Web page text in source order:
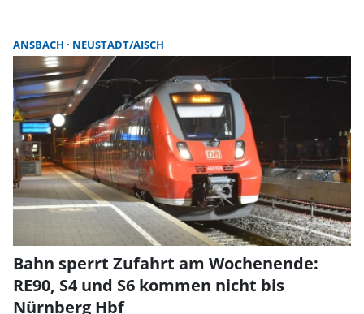
ANSBACH NEUSTADT/AISCH
Bahn sperrt Zufahrt am Wochenende:
RE90, S4 und S6 kommen nicht bis
Nürnberg Hbf